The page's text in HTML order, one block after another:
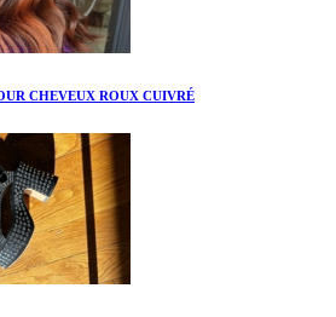
CHEVEUX ROUX CUIVRÉ